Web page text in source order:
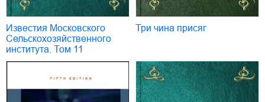
Известия Московского
Сельскохозяйственного
института. Том 11
Три чина присяг